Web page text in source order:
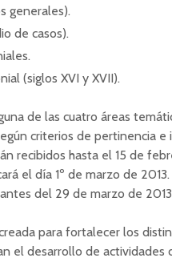
generales).
de casos).
(siglos XVI y XVII).
de las cuatro áreas
criterios de pertinencia e
recibidos hasta el 15 de
el día 1º de marzo de 2013.
del 29 de marzo de
para fortalecer los
el desarrollo de actividades